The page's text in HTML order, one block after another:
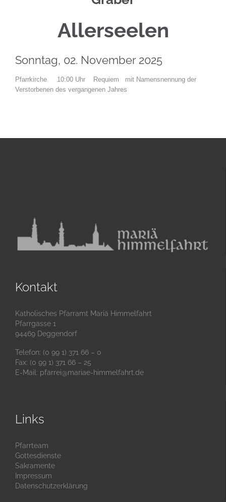
Allerseelen
Sonntag, 02. November 2025
Pfarrkirche 10:00 Uhr Requiem mit Namensnennung der
Verstorbenen des vergangenen Jahres
Kontakt
Katholisches Pfarramt Mariä Himmelfahrt
Pfarrgasse 1
94469 Deggendorf
Telefon: (0 99 1) 371 66 – 0
Fax: (0 99 1) 371 66 – 25
E-Mail: pfarrei@mariae-himmelfahrt.de
Links
Pfarrteam
Gottesdienste
Sakramente
Impressum
Datenschutzerklärung